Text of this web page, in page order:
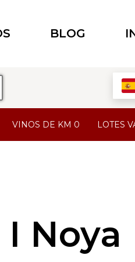
BLOG
VINOS DE KM 0 LOTES
Noya